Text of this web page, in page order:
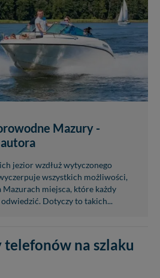
Mazury -
jezior wzdłuż wytyczonego
wszystkich możliwości,
Mazurach miejsca, które każdy
Dotyczy to takich...
na szlaku